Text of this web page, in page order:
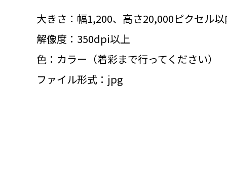
大きさ：幅1,200、高さ20,000ピクセル
解像度：350dpi以上
色：カラー（着彩まで行ってください）
ファイル形式：jpg